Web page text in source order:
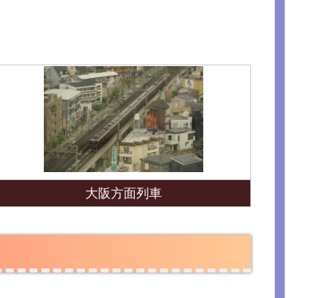
大阪方面列車